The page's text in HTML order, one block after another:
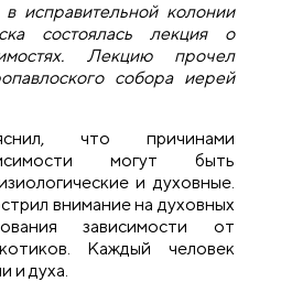
исправительной колонии
состоялась лекция о
Лекцию прочел
собора иерей
что причинами
могут быть
и духовные.
внимание на духовных
зависимости от
Каждый человек
и духа.